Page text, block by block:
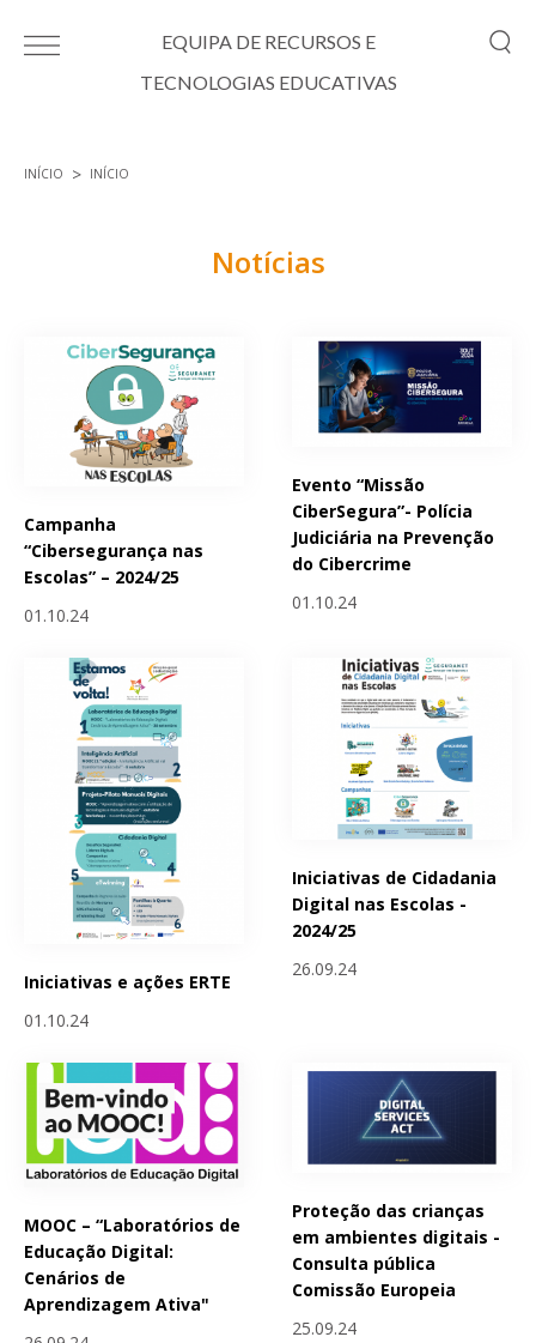
EQUIPA DE RECURSOS E
TECNOLOGIAS EDUCATIVAS
INÍCIO INÍCIO
Notícias
Campanha
“Cibersegurança nas
Escolas” – 2024/25
01.10.24
Evento “Missão
CiberSegura”- Polícia
Judiciária na Prevenção
do Cibercrime
01.10.24
Iniciativas e ações ERTE
01.10.24
Iniciativas de Cidadania
Digital nas Escolas -
2024/25
26.09.24
MOOC – “Laboratórios de
Educação Digital:
Cenários de
Aprendizagem Ativa"
Proteção das crianças
em ambientes digitais -
Consulta pública
Comissão Europeia
25.09.24
Páginas